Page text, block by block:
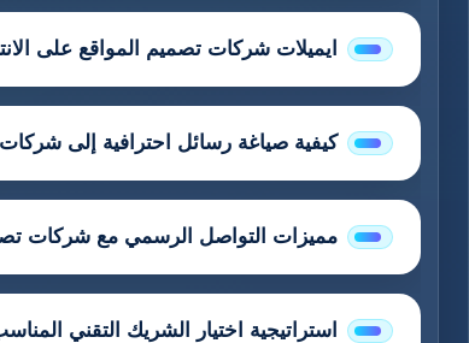
ايميلات شركات تصميم المواقع على
كيفية صياغة رسائل احترافية إلى
مميزات التواصل الرسمي مع شركات
استراتيجية اختيار الشريك التقني